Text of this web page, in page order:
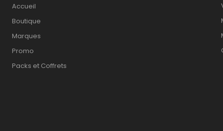
Accueil
Boutique
Marques
Promo
Packs et Coffrets